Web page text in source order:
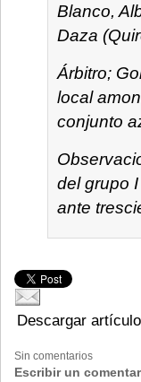
Blanco,
Daza
Árbitro;
local
conjunto
del grupo
ante
Descargar
Sin comentarios
Escribir un